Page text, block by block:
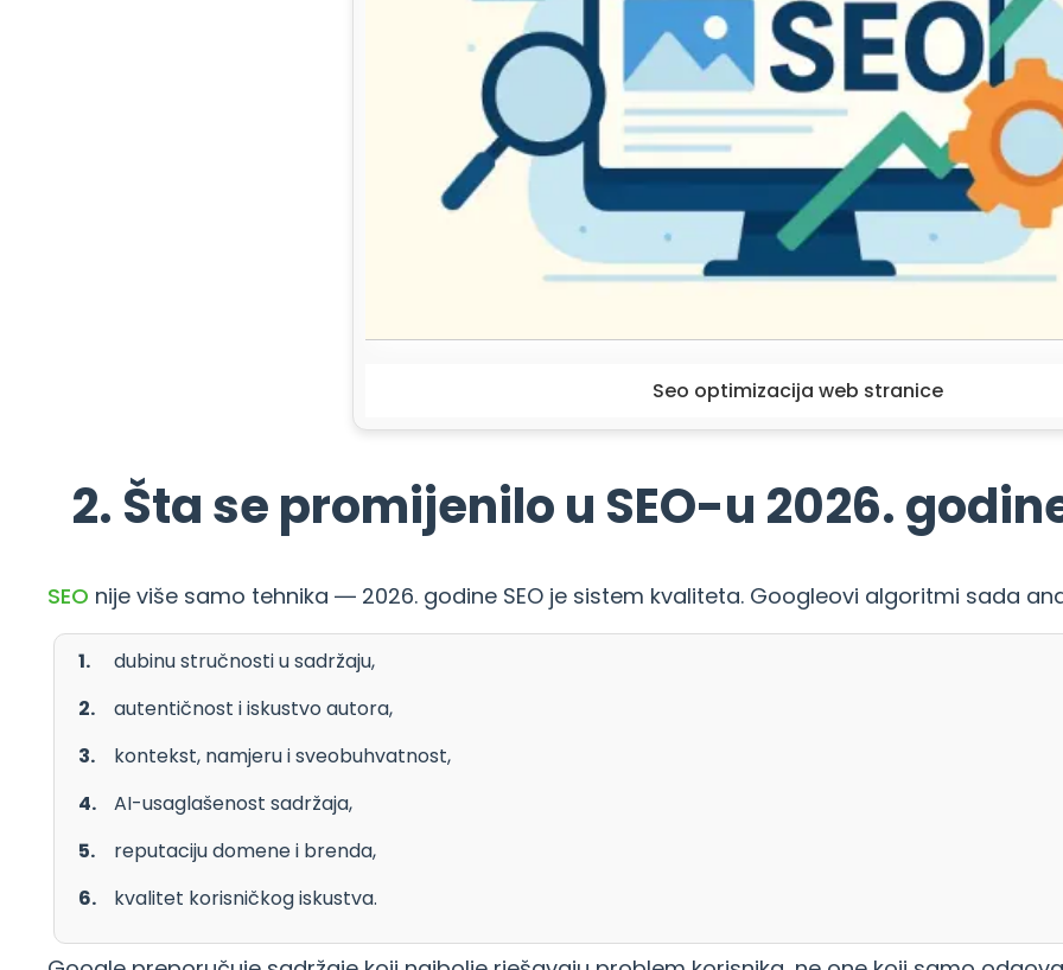
Seo optimizacija web stranice
2. Šta se promijenilo u SEO-u 2026.
SEO nije više samo tehnika — 2026. godine SEO je sistem kvaliteta. Googleovi algoritmi sada
dubinu stručnosti u sadržaju,
autentičnost i iskustvo autora,
kontekst, namjeru i sveobuhvatnost,
AI-usaglašenost sadržaja,
reputaciju domene i brenda,
kvalitet korisničkog iskustva.